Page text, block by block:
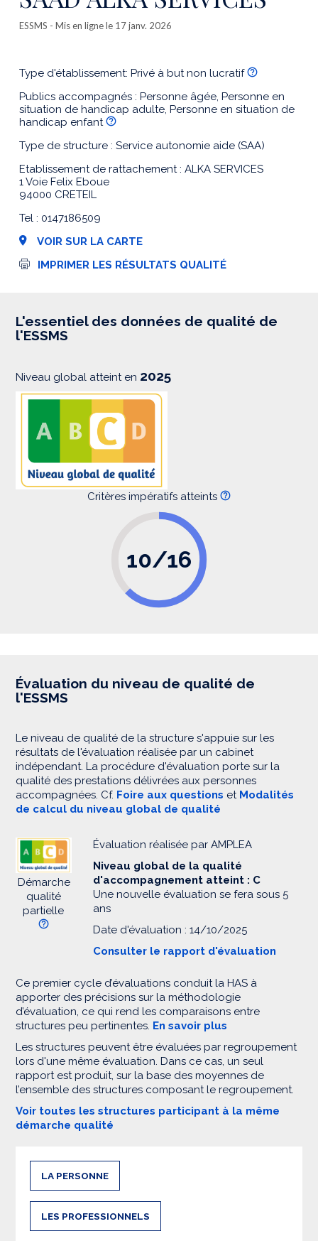
ESSMS - Mis en ligne le 17 janv. 2026
Type d'établissement: Privé à but non lucratif
Publics accompagnés : Personne âgée, Personne en
situation de handicap adulte, Personne en situation de
handicap enfant
Type de structure : Service autonomie aide (SAA)
Etablissement de rattachement : ALKA SERVICES
1 Voie Felix Eboue
94000 CRETEIL
Tel : 0147186509
VOIR SUR LA CARTE
I
s
i
IMPRIMER LES RÉSULTATS QUALITÉ
L'essentiel des données de qualité de
l'ESSMS
Niveau global atteint en 2025
Critères impératifs atteints
10/16
Évaluation du niveau de qualité de
l'ESSMS
Le niveau de qualité de la structure s'appuie sur les
résultats de l'évaluation réalisée par un cabinet
indépendant. La procédure d'évaluation porte sur la
qualité des prestations délivrées aux personnes
accompagnées. Cf. Foire aux questions et Modalités
de calcul du niveau global de qualité
Démarche
qualité
partielle
Évaluation réalisée par AMPLEA
Niveau global de la qualité
d'accompagnement atteint : C
Une nouvelle évaluation se fera sous 5
ans
Date d'évaluation : 14/10/2025
Consulter le rapport d'évaluation
Ce premier cycle d’évaluations conduit la HAS à
apporter des précisions sur la méthodologie
d’évaluation, ce qui rend les comparaisons entre
structures peu pertinentes. En savoir plus
Les structures peuvent être évaluées par regroupement
lors d'une même évaluation. Dans ce cas, un seul
rapport est produit, sur la base des moyennes de
l’ensemble des structures composant le regroupement.
Voir toutes les structures participant à la même
démarche qualité
LA PERSONNE
LES PROFESSIONNELS